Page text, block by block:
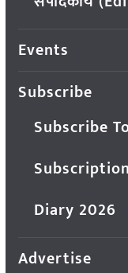
Events
Subscribe
Subscribe
Diary 2026
Advertise